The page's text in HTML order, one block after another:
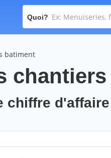
Quoi?
batiment
chiffre